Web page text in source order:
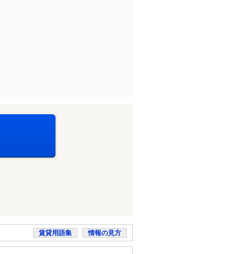
賃貸用語集 情報の見方